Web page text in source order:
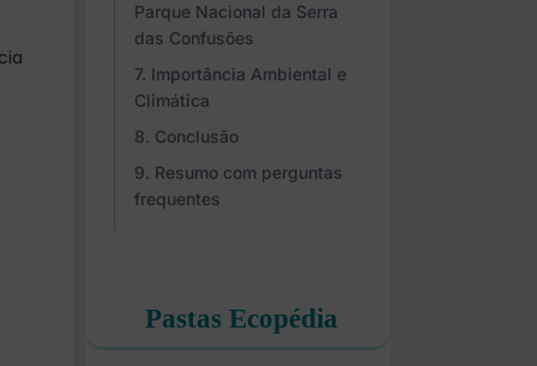
Parque Nacional da Serra
das Confusões
Importância Ambiental e
Climática
Conclusão
Resumo com perguntas
frequentes
Pastas Ecopédia